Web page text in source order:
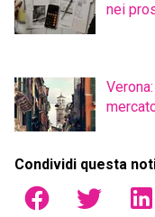
nei
Condividi questa